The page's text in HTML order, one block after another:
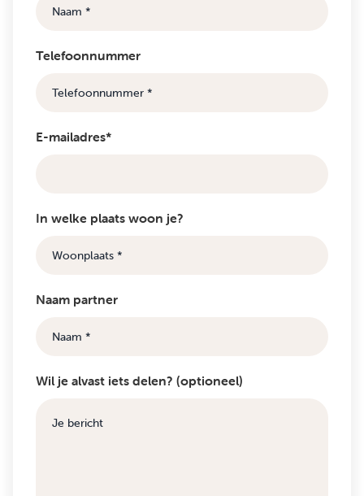
Telefoonnummer
E-mailadres*
In welke plaats woon je?
Naam partner
Wil je alvast iets delen? (optioneel)